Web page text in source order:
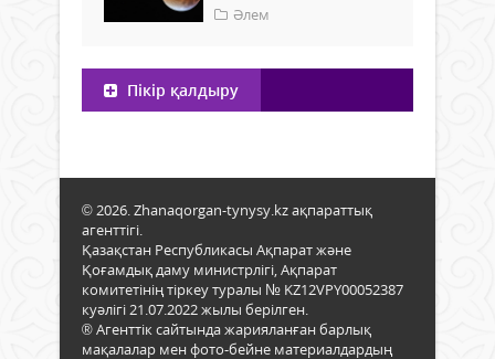
Әлем
Пікір қалдыру
© 2026. Zhanaqorgan-tynysy.kz ақпараттық
агенттігі.
Қазақстан Республикасы Ақпарат және
Қоғамдық даму министрлігі, Ақпарат
комитетінің тіркеу туралы № KZ12VPY00052387
куәлігі 21.07.2022 жылы берілген.
® Агенттік сайтында жарияланған барлық
мақалалар мен фото-бейне материалдардың